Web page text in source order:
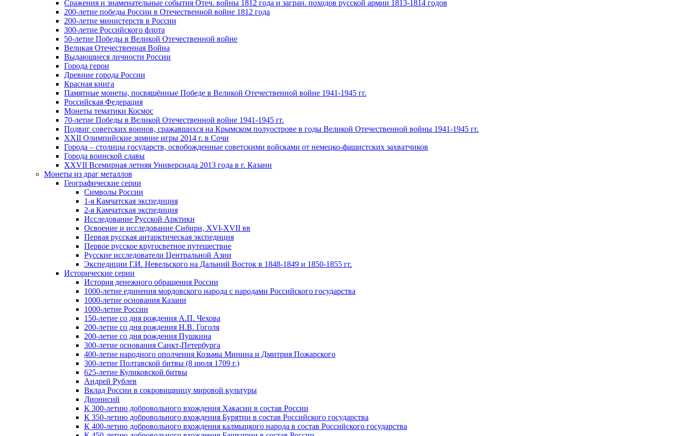
Сражения и знаменательные события Отеч. войны 1812 года и загран. походов русской армии 1813-1814 годов
200-летие победы России в Отечественной войне 1812 года
200-летие министерств в России
300-летие Российского флота
50-летие Победы в Великой Отечественной войне
Великая Отечественная Война
Выдающиеся личности России
Города герои
Древние города России
Красная книга
Памятные монеты, посвящённые Победе в Великой Отечественной войне 1941-1945 гг.
Российская Федерация
Монеты тематики Космос
70-летие Победы в Великой Отечественной войне 1941-1945 гг.
Подвиг советских воинов, сражавшихся на Крымском полуострове в годы Великой Отечественной войны 1941-1945 гг.
XXII Олимпийские зимние игры 2014 г. в Сочи
Города – столицы государств, освобожденные советскими войсками от немецко-фашистских захватчиков
Города воинской славы
XXVII Всемирная летняя Универсиада 2013 года в г. Казани
Монеты из драг металлов
Географические серии
Символы России
1-я Камчатская экспедиция
2-я Камчатская экспедиция
Исследование Русской Арктики
Освоение и исследование Сибири, XVI-XVII вв
Первая русская антарктическая экспедиция
Первое русское кругосветное путешествие
Русские исследователи Центральной Азии
Экспедиции Г.И. Невельского на Дальний Восток в 1848-1849 и 1850-1855 гг.
Исторические серии
История денежного обращения России
1000-летие единения мордовского народа с народами Российского государства
1000-летие основания Казани
1000-летие России
150-летие со дня рождения А.П. Чехова
200-летие со дня рождения Н.В. Гоголя
200-летие со дня рождения Пушкина
300-летие основания Санкт-Петербурга
400-летие народного ополчения Козьмы Минина и Дмитрия Пожарского
300-летие Полтавской битвы (8 июля 1709 г.)
625-летие Куликовской битвы
Андрей Рублев
Вклад России в сокровищницу мировой культуры
Дионисий
К 300-летию добровольного вхождения Хакасии в состав России
К 350-летию добровольного вхождения Бурятии в состав Российского государства
К 400-летию добровольного вхождения калмыцкого народа в состав Российского государства